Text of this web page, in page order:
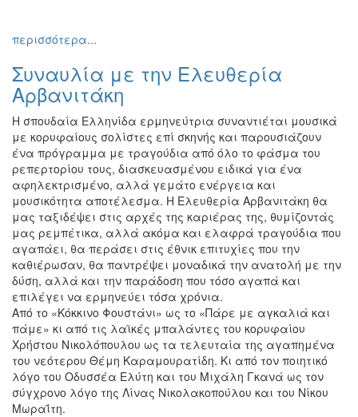
περισσότερα...
Συναυλία με την Ελευθερία
Αρβανιτάκη
Η σπουδαία Ελληνίδα ερμηνεύτρια συναντιέται μουσικά
με κορυφαίους σολίστες επί σκηνής και παρουσιάζουν
ένα πρόγραμμα με τραγούδια από όλο το φάσμα του
ρεπερτορίου τους, διασκευασμένου ειδικά για ένα
αφηλεκτρισμένο, αλλά γεμάτο ενέργεια και
μουσικότητα αποτέλεσμα. Η Ελευθερία Αρβανιτάκη θα
μας ταξιδέψει στις αρχές της καριέρας της, θυμίζοντάς
μας ρεμπέτικα, αλλά ακόμα και ελαφρά τραγούδια που
αγαπάει, θα περάσει στις έθνικ επιτυχίες που την
καθιέρωσαν, θα παντρέψει μοναδικά την ανατολή με την
δύση, αλλά και την παράδοση που τόσο αγαπά και
επιλέγει να ερμηνεύει τόσα χρόνια.
Από το «Κόκκινο Φουστάνι» ως το «Πάρε με αγκαλιά και
πάμε» κι από τις λαϊκές μπαλάντες του κορυφαίου
Χρήστου Νικολόπουλου ως τα τελευταία της αγαπημένα
του νεότερου Θέμη Καραμουρατίδη. Κι από τον ποιητικό
λόγο του Οδυσσέα Ελύτη και του Μιχάλη Γκανά ως τον
σύγχρονο λόγο της Λίνας Νικολακοπούλου και του Νίκου
Μωραΐτη.